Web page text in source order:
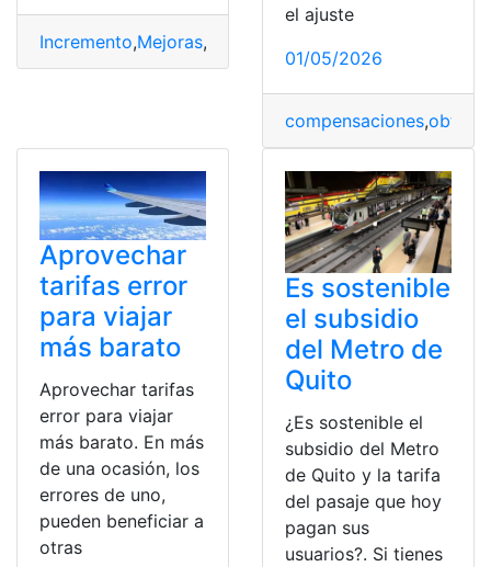
Incremento,Mejoras,
el ajuste
01/05/2026
compensaciones,
Aprovechar
tarifas error
para viajar
más barato
Aprovechar tarifas
error para viajar
más barato. En más
de una ocasión, los
errores de uno,
pueden beneficiar a
otras
Es sostenible
el subsidio
del Metro de
Quito
¿Es sostenible el
subsidio del Metro
de Quito y la tarifa
del pasaje que hoy
pagan sus
usuarios?. Si tienes